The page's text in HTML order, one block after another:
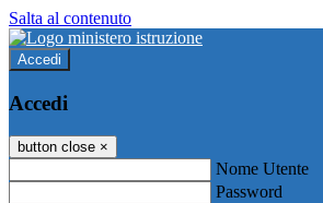
Salta al contenuto
Accedi
Accedi
button close ×
Nome Utente
Password